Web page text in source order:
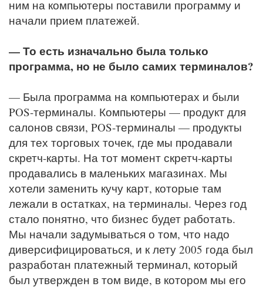
ним на компьютеры поставили программу и
начали прием платежей.
— То есть изначально была только
программа, но не было самих терминалов?
— Была программа на компьютерах и были
POS-терминалы. Компьютеры — продукт для
салонов связи, POS-терминалы — продукты
для тех торговых точек, где мы продавали
скретч-карты. На тот момент скретч-карты
продавались в маленьких магазинах. Мы
хотели заменить кучу карт, которые там
лежали в остатках, на терминалы. Через год
стало понятно, что бизнес будет работать.
Мы начали задумываться о том, что надо
диверсифицироваться, и к лету 2005 года был
разработан платежный терминал, который
был утвержден в том виде, в котором мы его